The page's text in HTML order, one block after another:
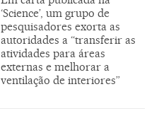
‘Science’, um grupo de
pesquisadores exorta as
autoridades a “transferir as
atividades para áreas
externas e melhorar a
ventilação de interiores”